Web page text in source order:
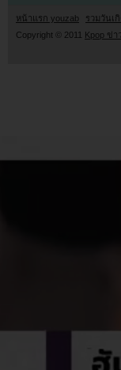
หน้าแรก youzab รวมวันเ
Copyright © 2011 Kpop ข่